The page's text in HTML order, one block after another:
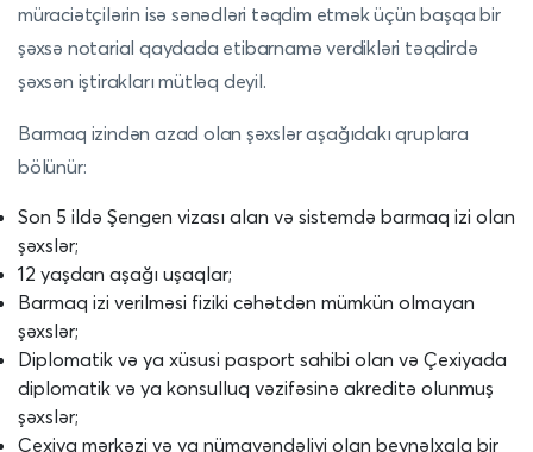
müraciətçilərin isə sənədləri təqdim etmək üçün başqa bir
şəxsə notarial qaydada etibarnamə verdikləri təqdirdə
şəxsən iştirakları mütləq deyil.
Barmaq izindən azad olan şəxslər aşağıdakı qruplara
bölünür:
Son 5 ildə Şengen vizası alan və sistemdə barmaq izi olan
şəxslər;
12 yaşdan aşağı uşaqlar;
Barmaq izi verilməsi fiziki cəhətdən mümkün olmayan
şəxslər;
Diplomatik və ya xüsusi pasport sahibi olan və Çexiyada
diplomatik və ya konsulluq vəzifəsinə akreditə olunmuş
şəxslər;
Çexiya mərkəzi və ya nümayəndəliyi olan beynəlxalq bir